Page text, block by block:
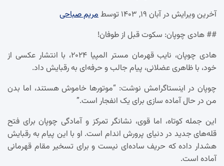
آخرین ویرایش در آبان ۱۹, ۱۴۰۳ توسط
مریم صباحی
## هادی چوپان: سکوت قبل از طوفان!
هادی چوپان، نایب قهرمان مستر المپیا ۲۰۲۴، با انتشار عکسی از
خود، با ظاهری عضلانی، پیام جالب و حرفه‌ای به رقبایش داد.
چوپان در اینستاگرامش نوشت: “موتورها خاموش هستند، اما بدن
من در حال آماده سازی برای یک انفجار است.”
این جمله کوتاه، اما قوی، نشانگر تمرکز و آمادگی چوپان برای فتح
قله‌های جدید در دنیای پرورش اندام است. او با این پیام به رقبایش
هشدار داده که حریف ساده‌ای نیست و برای تسخیر مقام قهرمانی
آماده است.